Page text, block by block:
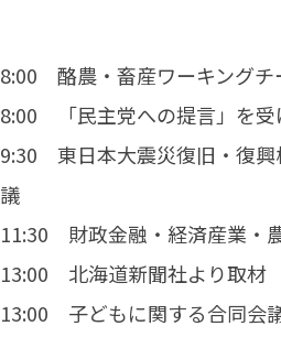
8:00 酪農・畜産ワーキングチ
8:00 「民主党への提言」を受
9:30 東日本大震災復旧・復興
議
11:30 財政金融・経済産業・
13:00 北海道新聞社より取材
13:00 子どもに関する合同会